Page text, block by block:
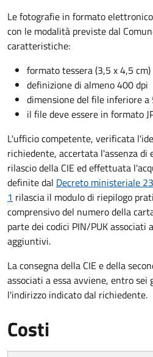
Le fotografie in formato
con le modalità previste dal
caratteristiche:
formato tessera (3,5 x 4,5 cm)
definizione di almeno 400 dpi
dimensione del file inferiore a
il file deve essere in formato
L'ufficio competente, verificata
richiedente, accertata l'assenza
rilascio della CIE ed effettuata
definite dal Decreto ministeriale
1 rilascia il modulo di riepilogo
comprensivo del numero della
parte dei codici PIN/PUK associati
aggiuntivi.
La consegna della CIE e della
associati a essa avviene, entro
l'indirizzo indicato dal richiedente.
Costi